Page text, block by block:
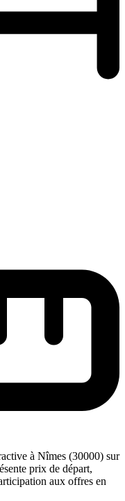
à Nîmes (30000) sur
prix de départ,
aux offres en